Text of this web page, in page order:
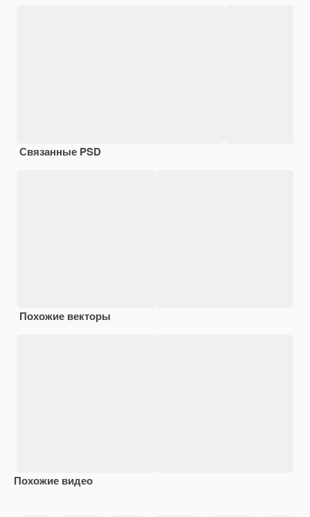
Связанные PSD
Похожие векторы
Похожие видео